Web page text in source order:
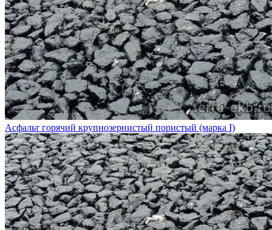
Асфальт горячий крупнозернистый пористый (марка I)